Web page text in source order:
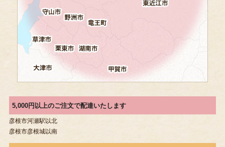
5,000円以上のご注文で配達いたします
彦根市河瀬駅以北
彦根市彦根城以南